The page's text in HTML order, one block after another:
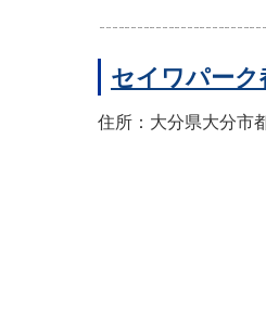
セイワパーク
住所：大分県大分市